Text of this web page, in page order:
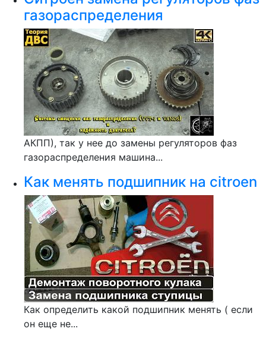
газораспределения
АКПП), так у нее до замены регуляторов фаз
газораспределения машина...
Как менять подшипник на citroen
Как определить какой подшипник менять ( если
он еще не...